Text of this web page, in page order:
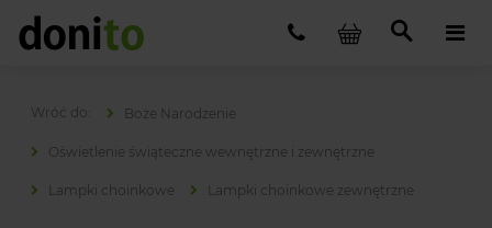
Boże Narodzenie
Oświetlenie świąteczne wewnętrzne i zewnętrzne
Lampki choinkowe Lampki choinkowe zewnętrzne